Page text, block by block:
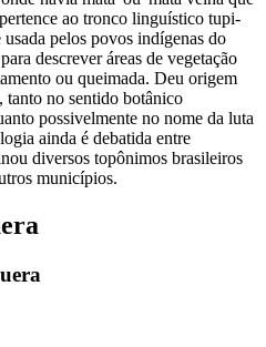
ao tronco linguístico tupi-
pelos povos indígenas do
descrever áreas de vegetação
ou queimada. Deu origem
tanto no sentido botânico
possivelmente no nome da luta
ainda é debatida entre
diversos topônimos brasileiros
municípios.